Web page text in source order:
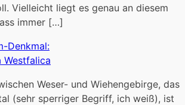
Vielleicht liegt es genau an diesem
immer […]
Denkmal:
Westfalica
Weser- und Wiehengebirge, das
(sehr sperriger Begriff, ich weiß), ist